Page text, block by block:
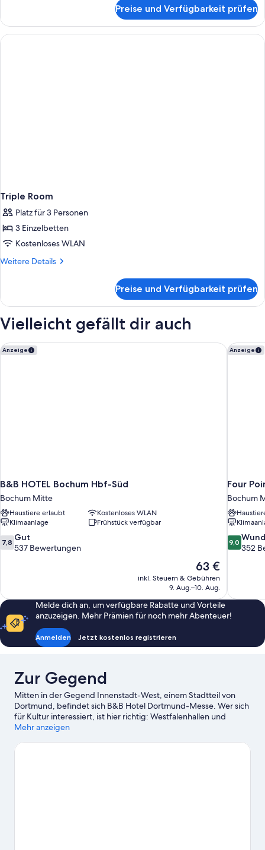
Room
Preise und Verfügbarkeit prüfen
Triple Room
Platz für 3 Personen
3 Einzelbetten
Kostenloses WLAN
Weitere Details
Weitere
Room
Preise und Verfügbarkeit prüfen
Vielleicht gefällt dir auch
Anzeige
B&B HOTEL Bochum Hbf-Süd
Bochum Mitte
Haustiere erlaubt
Kostenloses WLAN
Klimaanlage
Frühstück verfügbar
7.8
von
Bewertungen
7,8 Gut
537 Bewertungen
Der
Preis
beträgt
63 €
inkl. Steuern & Gebühren
9. Aug.–10. Aug.
B&B HOTEL Bochum Hbf-Süd Anzeige
Four
Bochum
9.0
von
9,0
352
Four
Melde dich an, um verfügbare Rabatte und Vorteile
anzuzeigen. Mehr Prämien für noch mehr Abenteuer!
Anmelden Jetzt kostenlos registrieren
Zur Gegend
Mitten in der Gegend Innenstadt-West, einem Stadtteil von
Dortmund, befindet sich B&B Hotel Dortmund-Messe. Wer sich
für Kultur interessiert, ist hier richtig: Westfalenhallen und
Opernhaus Dortmund. Zu den weiteren Attraktionen der
Fußballmuseum. Ebenfalls einen Besuch wert sind diese beiden
Mehr anzeigen